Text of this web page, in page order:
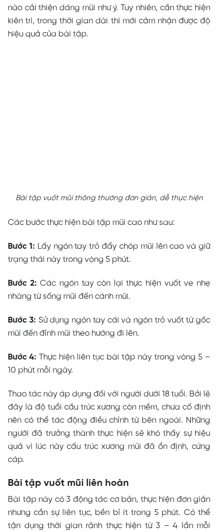
nào cải thiện dáng mũi như ý. Tuy nhiên, cần thực hiện
kiên trì, trong thời gian dài thì mới cảm nhận được độ
hiệu quả của bài tập.
Bài tập vuốt mũi thông thường đơn giản, dễ thực hiện
Các bước thực hiện bài tập mũi cao như sau:
Bước 1: Lấy ngón tay trỏ đẩy chóp mũi lên cao và giữ
trạng thái này trong vòng 5 phút.
Bước 2: Các ngón tay còn lại thực hiện vuốt ve nhẹ
nhàng từ sống mũi đến cánh mũi.
Bước 3: Sử dụng ngón tay cái và ngón trỏ vuốt từ gốc
mũi đến đỉnh mũi theo hướng đi lên.
Bước 4: Thực hiện liên tục bài tập này trong vòng 5 –
10 phút mỗi ngày.
Thao tác này áp dụng đối với người dưới 18 tuổi. Bởi lẽ
đây là độ tuổi cấu trúc xương còn mềm, chưa cố định
nên có thể tác động điều chỉnh từ bên ngoài. Những
người đã trưởng thành thực hiện sẽ khó thấy sự hiệu
quả vì lúc này cấu trúc xương mũi đã ổn định, cứng
cáp.
Bài tập vuốt mũi liên hoàn
Bài tập này có 3 động tác cơ bản, thực hiện đơn giản
nhưng cần sự liên tục, bền bỉ ít trong 5 phút. Có thể
tận dụng thời gian rảnh thực hiện từ 3 – 4 lần mỗi